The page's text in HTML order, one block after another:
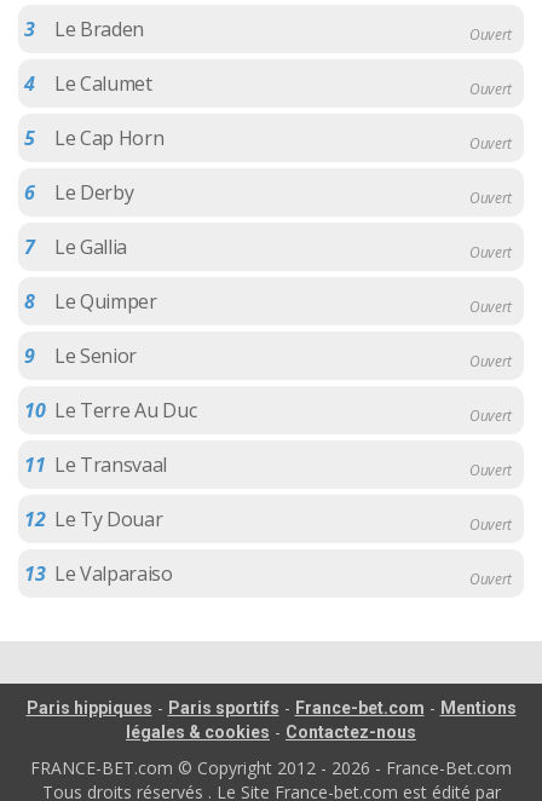
3 Le Braden Ouvert
4 Le Calumet Ouvert
5 Le Cap Horn Ouvert
6 Le Derby Ouvert
7 Le Gallia Ouvert
8 Le Quimper Ouvert
9 Le Senior Ouvert
10 Le Terre Au Duc Ouvert
11 Le Transvaal Ouvert
12 Le Ty Douar Ouvert
13 Le Valparaiso Ouvert
Paris hippiques - Paris sportifs - France-bet.com - Mentions
légales & cookies - Contactez-nous
FRANCE-BET.com © Copyright 2012 - 2026 - France-Bet.com
Tous droits réservés . Le Site France-bet.com est édité par